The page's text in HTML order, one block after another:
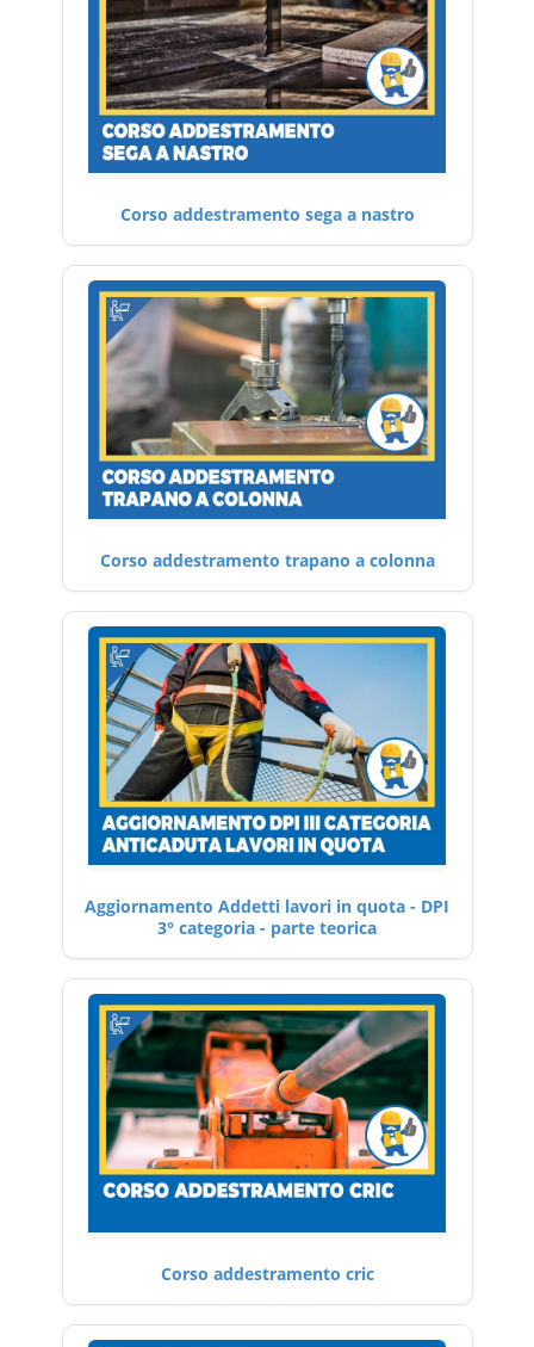
Corso addestramento sega a nastro
Corso addestramento trapano a colonna
Aggiornamento Addetti lavori in quota - DPI
3° categoria - parte teorica
Corso addestramento cric